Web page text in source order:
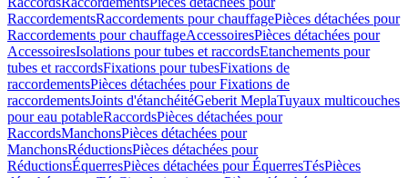
RaccordementsRaccordements pour chauffagePièces détachées pour
Raccordements pour chauffageAccessoiresPièces détachées pour
AccessoiresIsolations pour tubes et raccordsEtanchements pour
tubes et raccordsFixations pour tubesFixations de
raccordementsPièces détachées pour Fixations de
raccordementsJoints d'étanchéitéGeberit MeplaTuyaux multicouches
pour eau potableRaccordsPièces détachées pour
RaccordsManchonsPièces détachées pour
ManchonsRéductionsPièces détachées pour
RéductionsÉquerresPièces détachées pour ÉquerresTésPièces